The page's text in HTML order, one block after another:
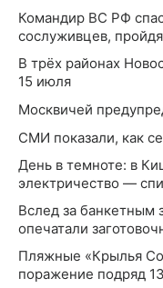
Командир ВС РФ
сослуживцев,
В трёх районах
15 июля
Москвичей
СМИ показали, как
День в темноте: в
электричество —
Вслед за
опечатали
Пляжные «Крылья
поражение подряд